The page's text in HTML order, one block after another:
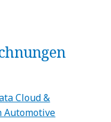
Cloud &
Automotive